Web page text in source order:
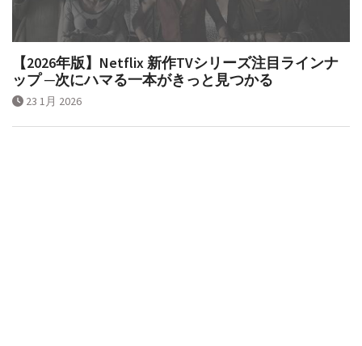
【2026年版】Netflix 新作TVシリーズ注目ラインナ
ップ ─次にハマる一本がきっと見つかる
23 1月 2026